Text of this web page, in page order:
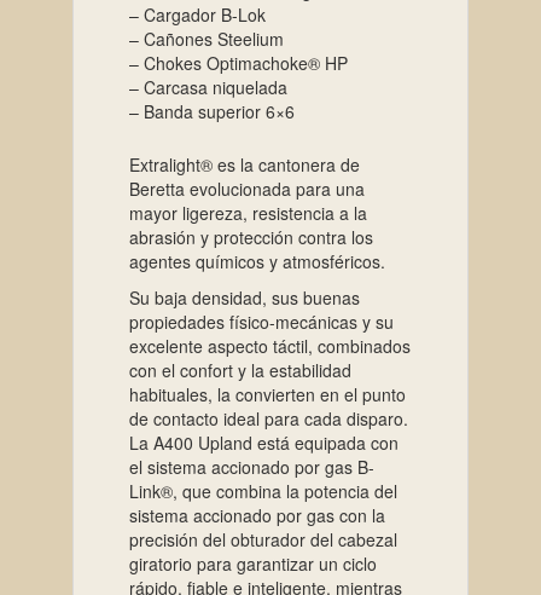
– Cargador B-Lok
– Cañones Steelium
– Chokes Optimachoke® HP
– Carcasa niquelada
– Banda superior 6×6
Extralight® es la cantonera de
Beretta evolucionada para una
mayor ligereza, resistencia a la
abrasión y protección contra los
agentes químicos y atmosféricos.
Su baja densidad, sus buenas
propiedades físico-mecánicas y su
excelente aspecto táctil, combinados
con el confort y la estabilidad
habituales, la convierten en el punto
de contacto ideal para cada disparo.
La A400 Upland está equipada con
el sistema accionado por gas B-
Link®, que combina la potencia del
sistema accionado por gas con la
precisión del obturador del cabezal
giratorio para garantizar un ciclo
rápido, fiable e inteligente, mientras